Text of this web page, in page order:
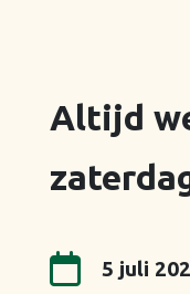
Altijd
 5 juli